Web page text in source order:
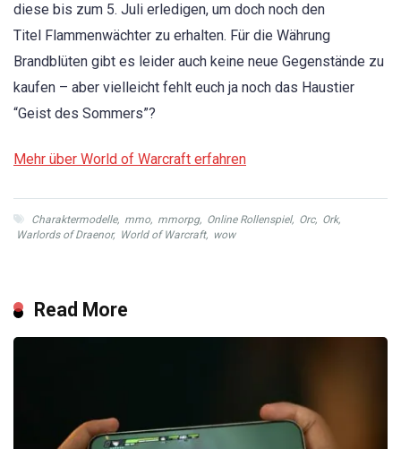
diese bis zum 5. Juli erledigen, um doch noch den
Titel Flammenwächter zu erhalten. Für die Währung
Brandblüten gibt es leider auch keine neue Gegenstände zu
kaufen – aber vielleicht fehlt euch ja noch das Haustier
“Geist des Sommers”?
Mehr über World of Warcraft erfahren
Charaktermodelle, mmo, mmorpg, Online Rollenspiel, Orc, Ork,
Warlords of Draenor, World of Warcraft, wow
Read More